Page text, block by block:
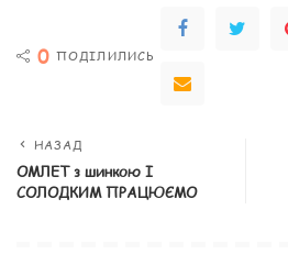
0 ПОДІЛИЛИСЬ
НАЗАД
ОМЛЕТ з шинкою І
СОЛОДКИМ ПРАЦЮЄМО